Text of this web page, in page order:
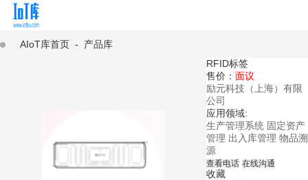
AIoT库首页 - 产品库
RFID标签
售价： 面议
励元科技（上海）有限
公司
应用领域:
生产管理系统 固定资产
管理 出入库管理 物品溯
源
查看电话 在线沟通
收藏